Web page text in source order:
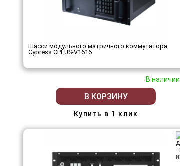
Шасси модульного матричного коммутатора
Cypress CPLUS-V1616
В наличии
В КОРЗИНУ
Купить в 1 клик